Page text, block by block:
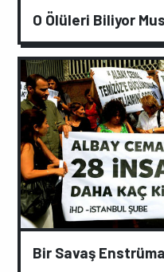
O Ölüleri Biliyor
Bir Savaş